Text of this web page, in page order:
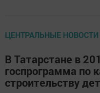
ЦЕНТРАЛЬНЫЕ НОВОСТИ
В Татарстане в
госпрограмма по
строительству